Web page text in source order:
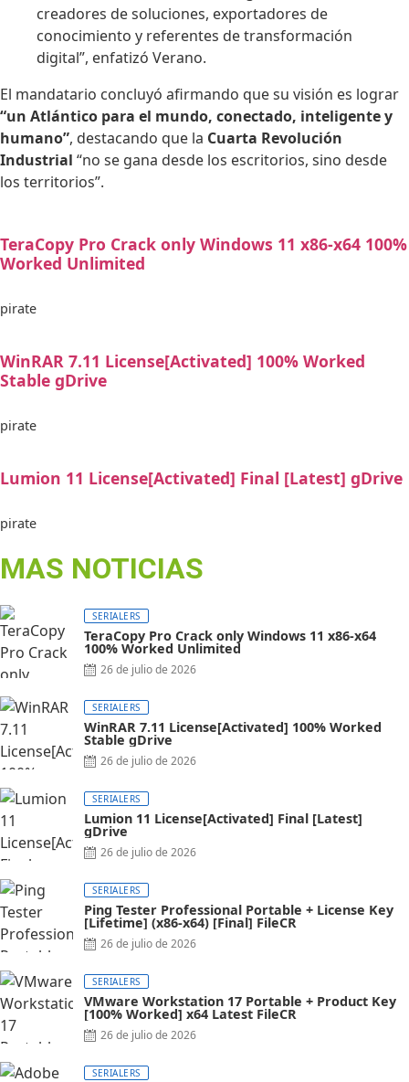
creadores de soluciones, exportadores de
conocimiento y referentes de transformación
digital”, enfatizó Verano.
El mandatario concluyó afirmando que su visión es lograr
“un Atlántico para el mundo, conectado, inteligente y
humano”, destacando que la Cuarta Revolución
Industrial “no se gana desde los escritorios, sino desde
los territorios”.
TeraCopy Pro Crack only Windows 11 x86-x64 100%
Worked Unlimited
pirate
WinRAR 7.11 License[Activated] 100% Worked
Stable gDrive
pirate
Lumion 11 License[Activated] Final [Latest] gDrive
pirate
MAS NOTICIAS
SERIALERS
TeraCopy Pro Crack only Windows 11 x86-x64
100% Worked Unlimited
26 de julio de 2026
SERIALERS
WinRAR 7.11 License[Activated] 100% Worked
Stable gDrive
26 de julio de 2026
SERIALERS
Lumion 11 License[Activated] Final [Latest]
gDrive
26 de julio de 2026
SERIALERS
Ping Tester Professional Portable + License Key
[Lifetime] (x86-x64) [Final] FileCR
26 de julio de 2026
SERIALERS
VMware Workstation 17 Portable + Product Key
[100% Worked] x64 Latest FileCR
26 de julio de 2026
SERIALERS